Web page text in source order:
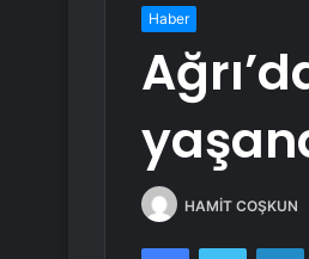
Haber
HAMİT COŞKUN
FacebookTwitter